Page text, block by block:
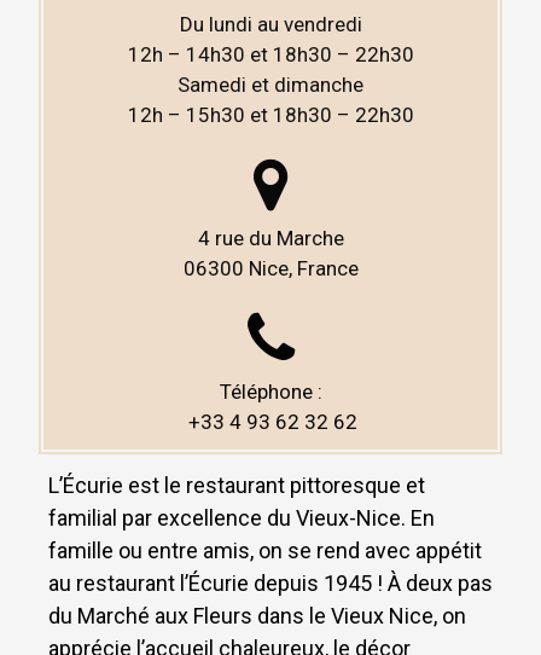
Du lundi au vendredi
12h – 14h30 et 18h30 – 22h30
Samedi et dimanche
12h – 15h30 et 18h30 – 22h30
4 rue du Marche
06300 Nice, France
Téléphone :
+33 4 93 62 32 62
L’Écurie est le restaurant pittoresque et
familial par excellence du Vieux-Nice. En
famille ou entre amis, on se rend avec appétit
au restaurant l’Écurie depuis 1945 ! À deux pas
du Marché aux Fleurs dans le Vieux Nice, on
apprécie l’accueil chaleureux, le décor